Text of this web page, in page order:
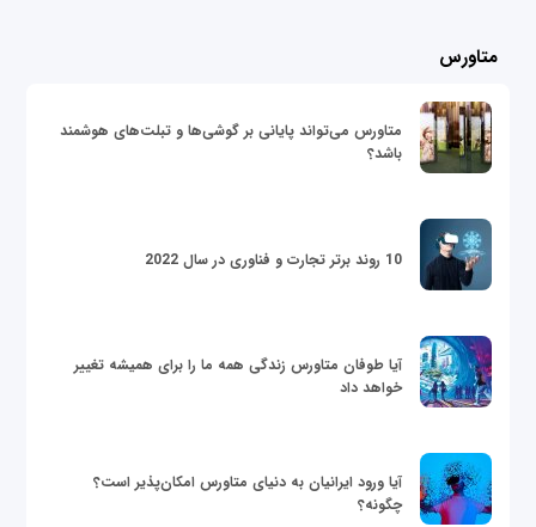
متاورس
متاورس می‌تواند پایانی بر گوشی‌ها و تبلت‌های هوشمند
باشد؟
10 روند برتر تجارت و فناوری در سال 2022
آیا طوفان متاورس زندگی همه ما را برای همیشه تغییر
خواهد داد
آیا ورود ایرانیان به دنیای متاورس امکان‌پذیر است؟
چگونه؟